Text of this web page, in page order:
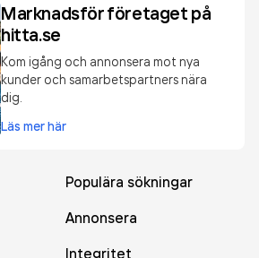
Marknadsför företaget på
hitta.se
Kom igång och annonsera mot nya
kunder och samarbetspartners nära
dig.
Läs mer här
Populära sökningar
Annonsera
Integritet